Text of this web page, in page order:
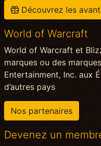
Découvrez les
World of Warcraft
World of Warcraft et
marques ou des
Entertainment, Inc. aux
d’autres pays
Nos partenaires
Devenez un